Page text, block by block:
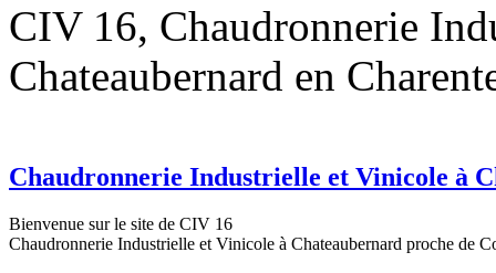
CIV 16, Chaudronnerie
Chateaubernard en
Chaudronnerie Industrielle et Vinicole à
Bienvenue sur le site de CIV 16
Chaudronnerie Industrielle et Vinicole à Chateaubernard proche de